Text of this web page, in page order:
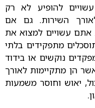
להופיע לא רק
השירות. גם אם
עשויים למצוא את
מתפקידים בלתי
נוקשים או בידוד
הן מתקיימות לאורך
יאוש וחוסר משמעות